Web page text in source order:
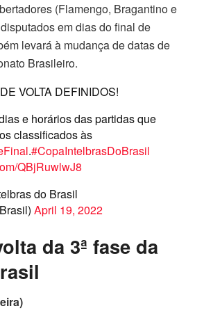
(Flamengo, Bragantino e
em dias do final de
levará à mudança de datas de
Brasileiro.
VOLTA DEFINIDOS!
e horários das partidas que
classificados às
.#CopaIntelbrasDoBrasil
QBjRuwlwJ8
do Brasil
April 19, 2022
da 3ª fase da